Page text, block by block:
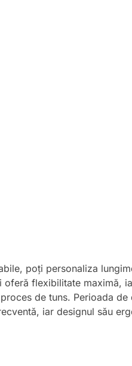
poți personaliza
flexibilitate maximă,
de tuns. Perioada de
iar designul său